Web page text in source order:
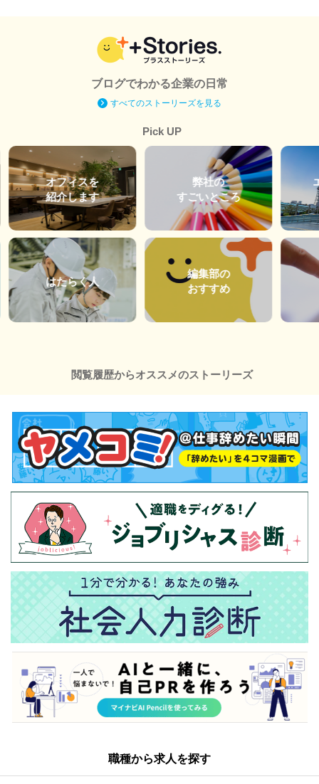
ブログでわかる企業の日常
すべてのストーリーズを見る
Pick UP
オフィスを
紹介します
はたらく人
弊社の
すごいところ
編集部の
おすすめ
閲覧履歴からオススメのストーリーズ
職種から求人を探す